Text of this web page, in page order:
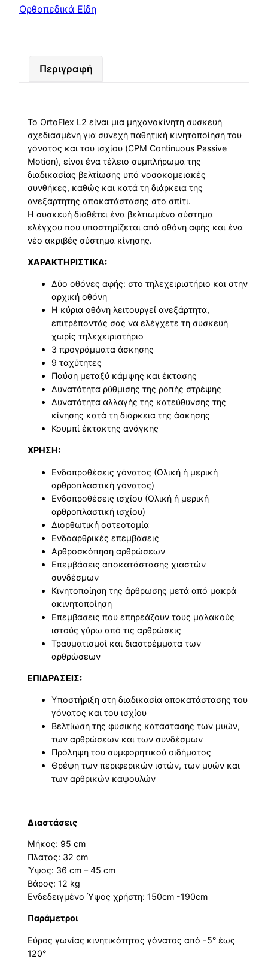
Ορθοπεδικά Είδη
Περιγραφή
Το OrtoFlex L2 είναι μια μηχανοκίνητη συσκευή
σχεδιασμένη για συνεχή παθητική κινητοποίηση του
γόνατος και του ισχίου (CPM Continuous Passive
Motion), είναι ένα τέλειο συμπλήρωμα της
διαδικασίας βελτίωσης υπό νοσοκομειακές
συνθήκες, καθώς και κατά τη διάρκεια της
ανεξάρτητης αποκατάστασης στο σπίτι.
Η συσκευή διαθέτει ένα βελτιωμένο σύστημα
ελέγχου που υποστηρίζεται από οθόνη αφής και ένα
νέο ακριβές σύστημα κίνησης.
ΧΑΡΑΚΤΗΡΙΣΤΙΚΑ:
Δύο οθόνες αφής: στο τηλεχειριστήριο και στην
αρχική οθόνη
Η κύρια οθόνη λειτουργεί ανεξάρτητα,
επιτρέποντάς σας να ελέγχετε τη συσκευή
χωρίς τηλεχειριστήριο
3 προγράμματα άσκησης
9 ταχύτητες
Παύση μεταξύ κάμψης και έκτασης
Δυνατότητα ρύθμισης της ροπής στρέψης
Δυνατότητα αλλαγής της κατεύθυνσης της
κίνησης κατά τη διάρκεια της άσκησης
Κουμπί έκτακτης ανάγκης
ΧΡΗΣΗ:
Ενδοπροθέσεις γόνατος (Ολική ή μερική
αρθροπλαστική γόνατος)
Ενδοπροθέσεις ισχίου (Ολική ή μερική
αρθροπλαστική ισχίου)
Διορθωτική οστεοτομία
Ενδοαρθρικές επεμβάσεις
Αρθροσκόπηση αρθρώσεων
Επεμβάσεις αποκατάστασης χιαστών
συνδέσμων
Κινητοποίηση της άρθρωσης μετά από μακρά
ακινητοποίηση
Επεμβάσεις που επηρεάζουν τους μαλακούς
ιστούς γύρω από τις αρθρώσεις
Τραυματισμοί και διαστρέμματα των
αρθρώσεων
ΕΠΙΔΡΑΣΕΙΣ:
Υποστήριξη στη διαδικασία αποκατάστασης του
γόνατος και του ισχίου
Βελτίωση της φυσικής κατάστασης των μυών,
των αρθρώσεων και των συνδέσμων
Πρόληψη του συμφορητικού οιδήματος
Θρέψη των περιφερικών ιστών, των μυών και
των αρθρικών καψουλών
Διαστάσεις
Μήκος: 95 cm
Πλάτος: 32 cm
Ύψος: 36 cm – 45 cm
Βάρος: 12 kg
Ενδεδειγμένο Ύψος χρήστη: 150cm -190cm
Παράμετροι
Εύρος γωνίας κινητικότητας γόνατος από -5° έως
120°